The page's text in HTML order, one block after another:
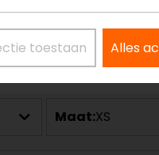
Maat:XS
toestaan Alles